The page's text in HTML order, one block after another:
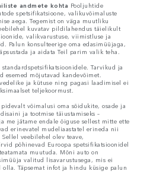
andmete kohta Pooljuhtide
spetsifikatsioone, valikuvõimaluste
aega. Tegemist on väga muutliku
kuvatav pildilahendus täielikult
valikvarustuse, viimistluse ja
Palun konsulteerige oma edasimüüjaga,
ja aidata Teil parim valik teha.
Tarvikud ja
mõjutavad kandevõimet.
ja kütuse ning pagasi laadimisel ei
teljekoormust.
võimalusi oma sõidukite, osade ja
ja tootmise täiustamiseks –
me jätame endale õiguse sellest mitte ette
erinevatel mudeliaastatel erineda nii
veebilehel olev teave,
põhinevad Euroopa spetsifikatsioonidel
muutuda. Mõni auto on
valitud lisavarustusega, mis ei
Täpsemat infot ja hindu küsige palun